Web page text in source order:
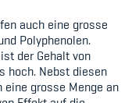
auch eine grosse
Polyphenolen.
der Gehalt von
hoch. Nebst diesen
grosse Menge an